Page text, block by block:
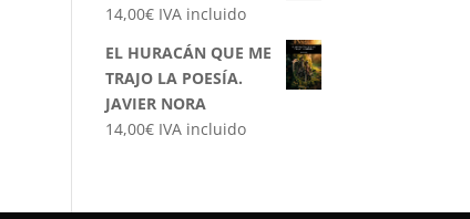
14,00€ IVA incluido
EL HURACÁN QUE ME
TRAJO LA POESÍA.
JAVIER NORA
14,00€ IVA incluido